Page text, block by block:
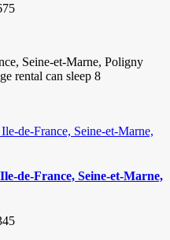
Seine-et-Marne, Poligny
rental can sleep 8
de-France, Seine-et-Marne,